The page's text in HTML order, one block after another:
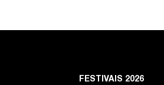
FESTIVAIS 2026